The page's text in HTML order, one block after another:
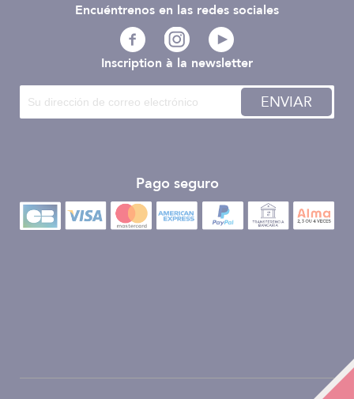
Inscription à la newsletter
ENVIAR
Pago seguro
Encuéntrenos en las redes sociales